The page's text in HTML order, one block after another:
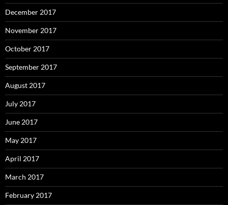
December 2017
November 2017
October 2017
September 2017
August 2017
July 2017
June 2017
May 2017
April 2017
March 2017
February 2017